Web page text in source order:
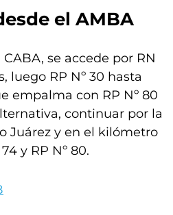
el AMBA
se accede por RN
luego RP Nº 30 hasta
empalma con RP Nº 80
continuar por la
Juárez y en el kilómetro
y RP Nº 80.